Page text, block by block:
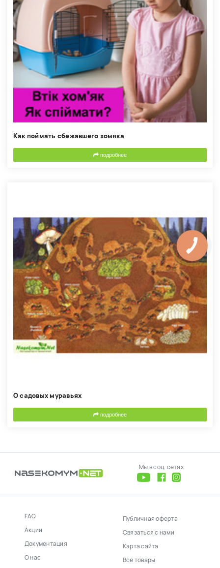
Как поймать сбежавшего хомяка
подробнее
О садовых муравьях
подробнее
Мы в соц. сетях
FAQ
Акции
Документация
О нас
Публичная оферта
Связаться с нами
Карта сайта
Все товары